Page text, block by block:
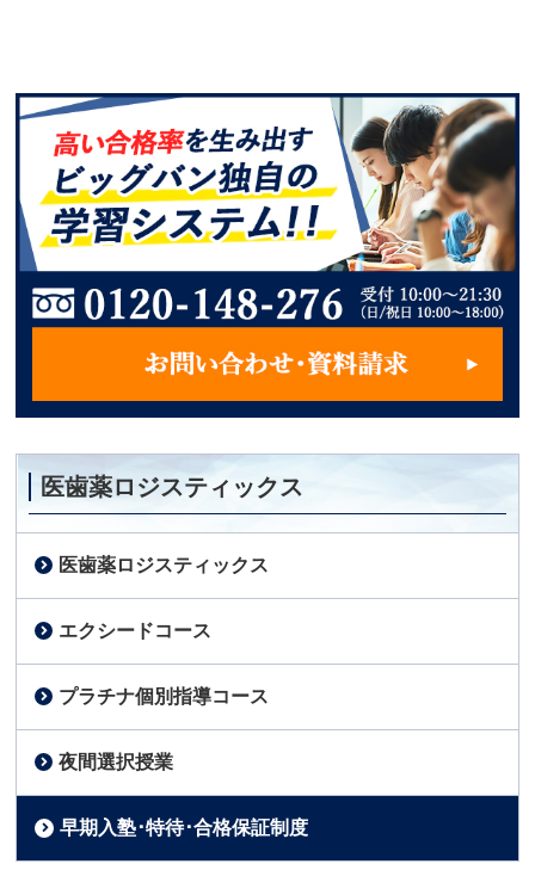
医歯薬ロジスティックス
医歯薬ロジスティックス
エクシードコース
プラチナ個別指導コース
夜間選択授業
早期入塾･特待･合格保証制度